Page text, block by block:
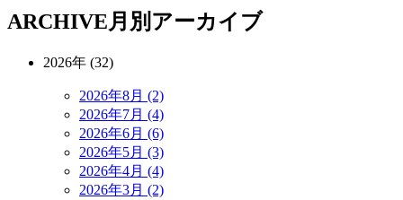
ARCHIVE月別アーカイブ
2026年 (32)
2026年8月 (2)
2026年7月 (4)
2026年6月 (6)
2026年5月 (3)
2026年4月 (4)
2026年3月 (2)